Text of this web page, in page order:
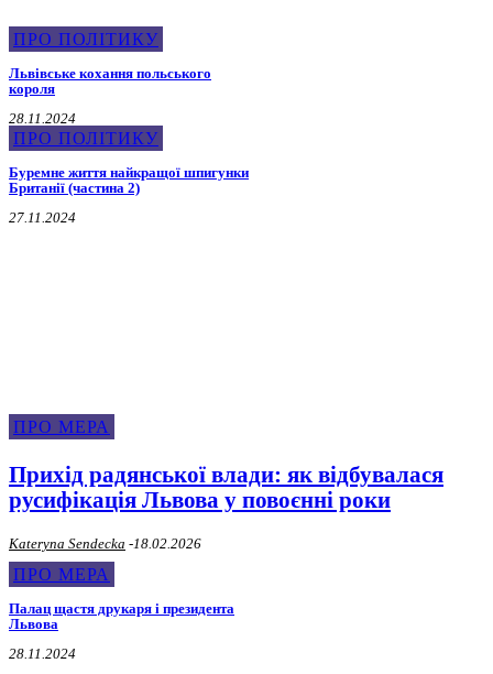
ПРО ПОЛІТИКУ
Львівське кохання польського
короля
28.11.2024
ПРО ПОЛІТИКУ
Буремне життя найкращої шпигунки
Британії (частина 2)
27.11.2024
ПРО МЕРА
Прихід радянської влади: як відбувалася
русифікація Львова у повоєнні роки
Kateryna Sendecka -18.02.2026
ПРО МЕРА
Палац щастя друкаря і президента
Львова
28.11.2024